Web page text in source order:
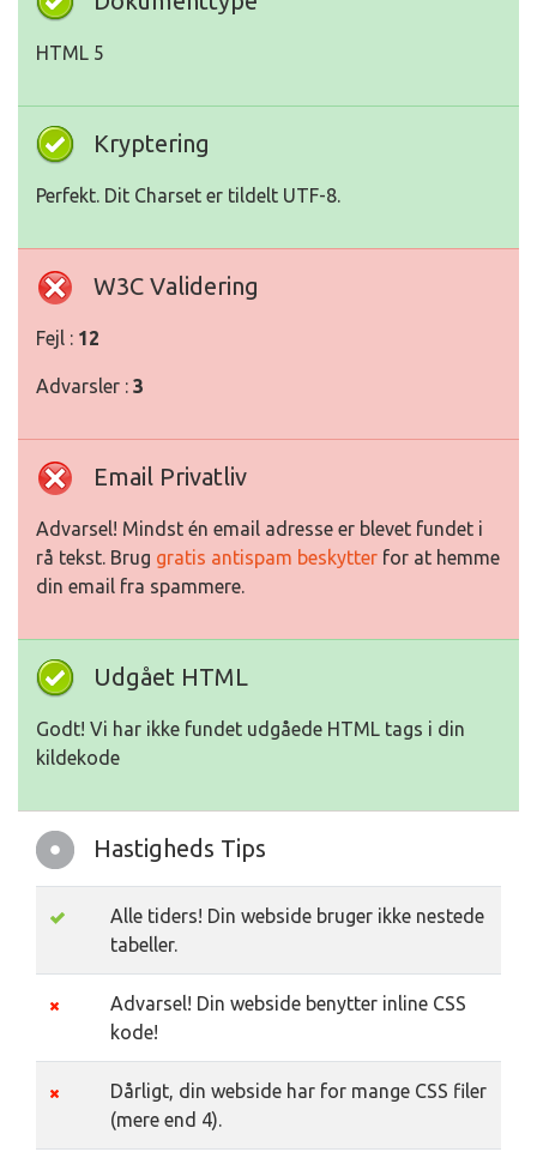
HTML 5
Kryptering
Perfekt. Dit Charset er tildelt UTF-8.
W3C Validering
Fejl : 12
Advarsler : 3
Email Privatliv
Advarsel! Mindst én email adresse er blevet fundet i
rå tekst. Brug gratis antispam beskytter for at hemme
din email fra spammere.
Udgået HTML
Godt! Vi har ikke fundet udgåede HTML tags i din
kildekode
Hastigheds Tips
Alle tiders! Din webside bruger ikke nestede
tabeller.
Advarsel! Din webside benytter inline CSS
kode!
Dårligt, din webside har for mange CSS filer
(mere end 4).